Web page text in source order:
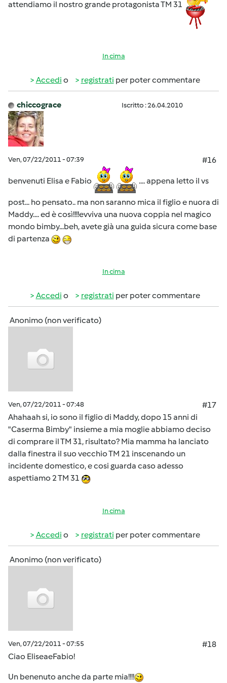
attendiamo il nostro grande protagonista TM 31
In cima
Accedi o registrati per poter commentare
chiccograce Iscritto : 26.04.2010
Ven, 07/22/2011 - 07:39 #16
benvenuti Elisa e Fabio .... appena letto il vs
post... ho pensato.. ma non saranno mica il figlio e nuora di
Maddy.... ed è così!!!!evviva una nuova coppia nel magico
mondo bimby...beh, avete già una guida sicura come base
di partenza
In cima
Accedi o registrati per poter commentare
Anonimo (non verificato)
Ven, 07/22/2011 - 07:48
#17
Ahahaah si, io sono il figlio di Maddy, dopo 15 anni di
"Caserma Bimby" insieme a mia moglie abbiamo deciso
di comprare il TM 31, risultato? Mia mamma ha lanciato
dalla finestra il suo vecchio TM 21 inscenando un
incidente domestico, e cosi guarda caso adesso
aspettiamo 2 TM 31
In cima
Accedi o registrati per poter commentare
Anonimo (non verificato)
Ven, 07/22/2011 - 07:55
#18
Ciao EliseaeFabio!
Un benenuto anche da parte mia!!!!